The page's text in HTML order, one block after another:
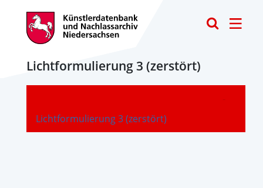
Lichtformulierung 3 (zerstört)
Lichtformulierung 3 (zerstört)
-